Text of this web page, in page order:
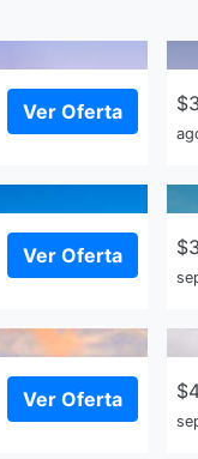
Ver Oferta
Ver Oferta
Ver Oferta